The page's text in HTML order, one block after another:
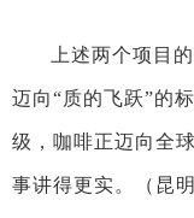
上述两个项目
迈向“质的飞跃”的
级，咖啡正迈向全
事讲得更实。（昆